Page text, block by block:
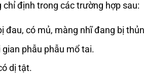
chỉ định trong các trường hợp sau:
đau, có mủ, màng nhĩ đang bị
gian phẫu phẫu mổ tai.
dị tật.